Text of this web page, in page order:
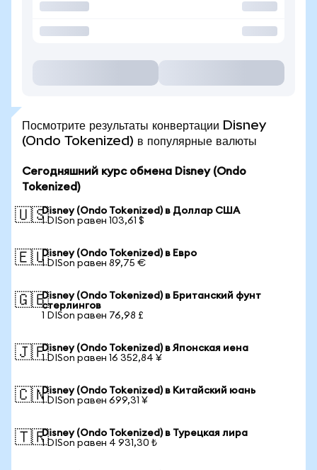
Посмотрите результаты конвертации Disney
(Ondo Tokenized) в популярные валюты
Сегодняшний курс обмена Disney (Ondo
Tokenized)
🇺🇸Disney (Ondo Tokenized) в Доллар США
1 DISon равен 103,61 $
🇪🇺Disney (Ondo Tokenized) в Евро
1 DISon равен 89,75 €
🇬🇧Disney (Ondo Tokenized) в Британский фунт
стерлингов
1 DISon равен 76,98 £
🇯🇵Disney (Ondo Tokenized) в Японская иена
1 DISon равен 16 352,84 ¥
🇨🇳Disney (Ondo Tokenized) в Китайский юань
1 DISon равен 699,31 ¥
🇹🇷Disney (Ondo Tokenized) в Турецкая лира
1 DISon равен 4 931,30 ₺